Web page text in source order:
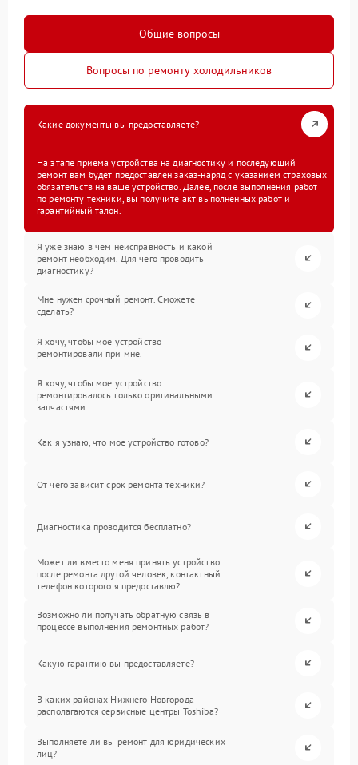
Общие вопросы
Вопросы по ремонту холодильников
Какие документы вы предоставляете?
На этапе приема устройства на диагностику и последующий
ремонт вам будет предоставлен заказ-наряд с указанием страховых
обязательств на ваше устройство. Далее, после выполнения работ
по ремонту техники, вы получите акт выполненных работ и
гарантийный талон.
Я уже знаю в чем неисправность и какой
ремонт необходим. Для чего проводить
диагностику?
Мне нужен срочный ремонт. Сможете
сделать?
Я хочу, чтобы мое устройство
ремонтировали при мне.
Я хочу, чтобы мое устройство
ремонтировалось только оригинальными
запчастями.
Как я узнаю, что мое устройство готово?
От чего зависит срок ремонта техники?
Диагностика проводится бесплатно?
Может ли вместо меня принять устройство
после ремонта другой человек, контактный
телефон которого я предоставлю?
Возможно ли получать обратную связь в
процессе выполнения ремонтных работ?
Какую гарантию вы предоставляете?
В каких районах Нижнего Новгорода
располагаются сервисные центры Toshiba?
Выполняете ли вы ремонт для юридических
лиц?